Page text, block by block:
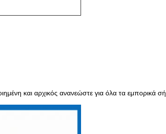
και αρχικός ανανεώστε για όλα τα εμπορικά